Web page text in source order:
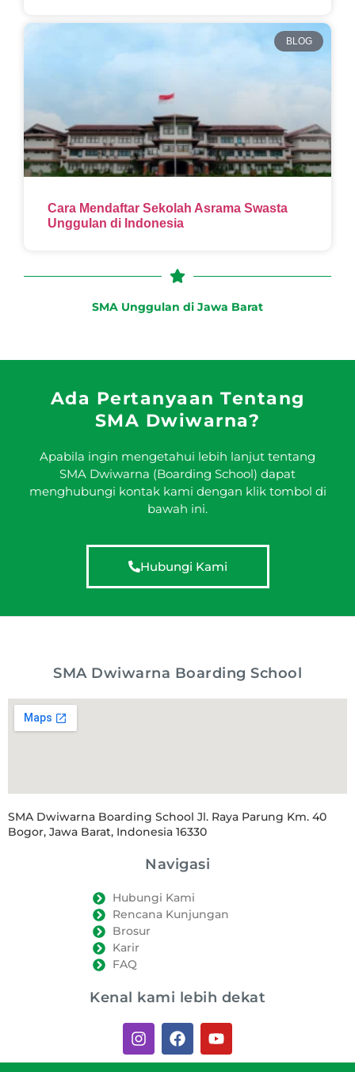
BLOG
Cara Mendaftar Sekolah Asrama Swasta
Unggulan di Indonesia
SMA Unggulan di Jawa Barat
Ada Pertanyaan Tentang
SMA Dwiwarna?
Apabila ingin mengetahui lebih lanjut tentang
SMA Dwiwarna (Boarding School) dapat
menghubungi kontak kami dengan klik tombol di
bawah ini.
Hubungi Kami
SMA Dwiwarna Boarding School
SMA Dwiwarna Boarding School Jl. Raya Parung Km. 40
Bogor, Jawa Barat, Indonesia 16330
Navigasi
Hubungi Kami
Rencana Kunjungan
Brosur
Karir
FAQ
Kenal kami lebih dekat